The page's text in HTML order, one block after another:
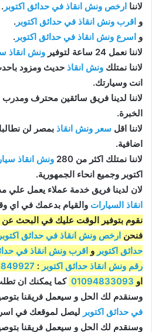
لاننا ارخص ونش انقاذ في حدائق اكتوبر .
و اقرب ونش انقاذ في حدائق اكتوبر .
و اسرع ونش انقاذ في حدائق اكتوبر .
لاننا نعمل 24 ساعة لتوفير
ونش انقاذ
لاننا نمتلك ونش انقاذ
انت وسيارتك.
لاننا لدينا فريق سائقين محترف
الخبرة.
لاننا اقل سعر ونش انقاذ بمصر لن
اضافية.
لاننا نمتلك اكثر من 280
ونش انقاذ
اكتوبر وجميع انحاء الجمهورية.
لان لدينا فريق خدمة عملاء يعمل علي مدار 24 ساعة لتلقي
انقاذ السيارات والقيام بدعمك في اي
نقوم بتوفير الوقت عليك في البحث عن
فنحن ارخص ونش انقاذ في حدائق اكتوبر
حدائق اكتوبر و اقرب ونش انقاذ في
رقم ونش انقاذ حدائق اكتوبر :
او 01094833093 كما يمكنك ان
وسنقدم لك الحل و سيعمل فريقنا
في حدائق اكتوبر ليصل لموقعك في
وسنقدم لك الحل و سيعمل فريقنا